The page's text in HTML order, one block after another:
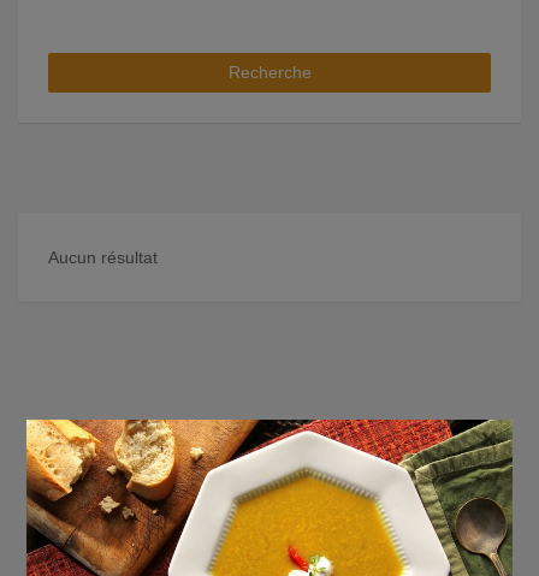
Recherche
Aucun résultat
×